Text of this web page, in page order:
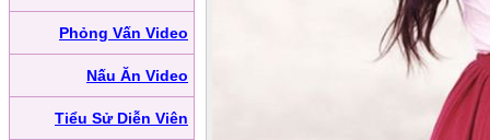
Phỏng Vấn Video
Nấu Ăn Video
Tiểu Sử Diễn Viên